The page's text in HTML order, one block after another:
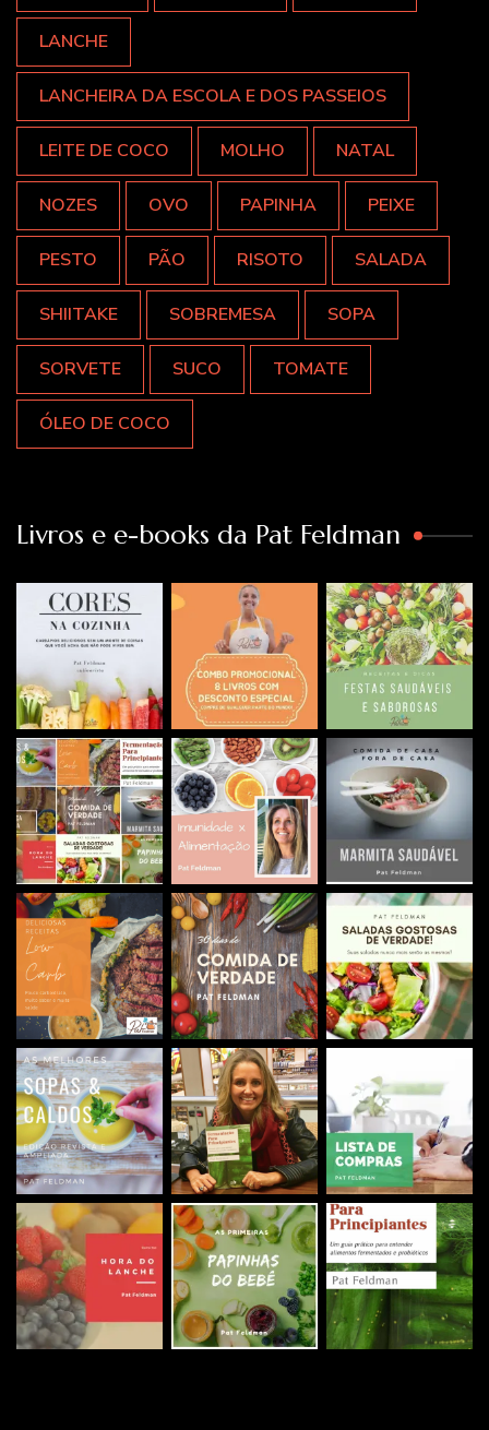
LANCHE
LANCHEIRA DA ESCOLA E DOS PASSEIOS
LEITE DE COCO MOLHO NATAL
NOZES OVO PAPINHA PEIXE
PESTO PÃO RISOTO SALADA
SHIITAKE SOBREMESA SOPA
SORVETE SUCO TOMATE
ÓLEO DE COCO
Livros e e-books da Pat Feldman